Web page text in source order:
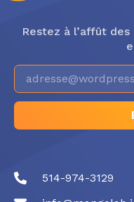
Restez à l’affût
514-974-3129